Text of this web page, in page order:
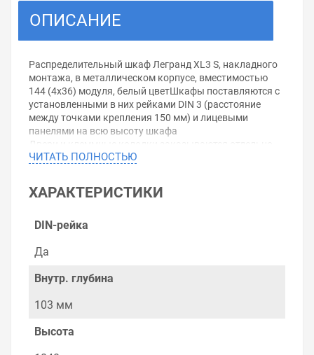
ОПИСАНИЕ
Распределительный шкаф Легранд XL3 S, накладного
монтажа, в металлическом корпусе, вместимостью
144 (4х36) модуля, белый цветШкафы поставляются с
установленными в них рейками DIN 3 (расстояние
между точками крепления 150 мм) и лицевыми
панелями на всю высоту шкафа
Двери и клеммные колодки заказываются отдельно
Позволяют устанавливать автоматические
Используются для создания низковольтных
комплектных устройств в соответствии с МЭК 61439-2
- IP 40 с дверью
Верхняя и нижняя панели с выбивными отверстиями
Позволяют устанавливать лоток Lina 25
- Совместимы с автоматическими выключателями
выключателями
ЧИТАТЬ ПОЛНОСТЬЮ
ХАРАКТЕРИСТИКИ
DIN-рейка
Да
Внутр. глубина
103 мм
Высота